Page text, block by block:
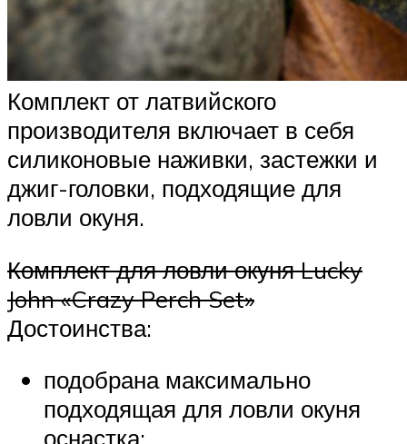
Комплект от латвийского
производителя включает в себя
силиконовые наживки, застежки и
джиг-головки, подходящие для
ловли окуня.
Комплект для ловли окуня Lucky
John «Crazy Perch Set»
Достоинства:
подобрана максимально
подходящая для ловли окуня
оснастка;